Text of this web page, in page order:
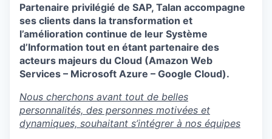
Partenaire privilégié de SAP, Talan accompagne
ses clients dans la transformation et
l’amélioration continue de leur Système
d’Information tout en étant partenaire des
acteurs majeurs du Cloud (Amazon Web
Services – Microsoft Azure – Google Cloud).
Nous cherchons avant tout de belles
personnalités, des personnes motivées et
dynamiques, souhaitant s’intégrer à nos équipes